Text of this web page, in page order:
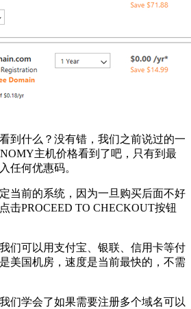
到什么？没有错，我们之前说过的一
主机价格看到了吧，只有到最
任何优惠码。
当前的系统，因为一旦购买后面不好
击PROCEED TO CHECKOUT按钮
们可以用支付宝、银联、信用卡等付
美国机房，速度是当前最快的，不需
们学会了如果需要注册多个域名可以